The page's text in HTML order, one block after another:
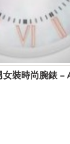
裝時尚腕錶 –